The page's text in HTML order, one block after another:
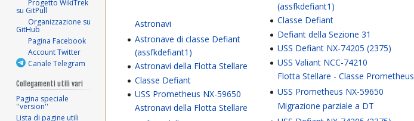
Astronavi
Astronave di classe Defiant
(assfkdefiant1)
Astronavi della Flotta Stellare
Classe Defiant
USS Prometheus NX-59650
Astronavi della Flotta Stellare
(assfkdefiant1)
Classe Defiant
Defiant della Sezione 31
USS Defiant NX-74205 (2375)
USS Valiant NCC-74210
Flotta Stellare - Classe Prometheus
USS Prometheus NX-59650
Migrazione parziale a DT
Progetto WikiTrek
su GitPull
Organizzazione su
GitHub
Pagina Facebook
Account Twitter
Canale Telegram
Collegamenti utili vari
Pagina speciale
''version''
Lista di pagine utili